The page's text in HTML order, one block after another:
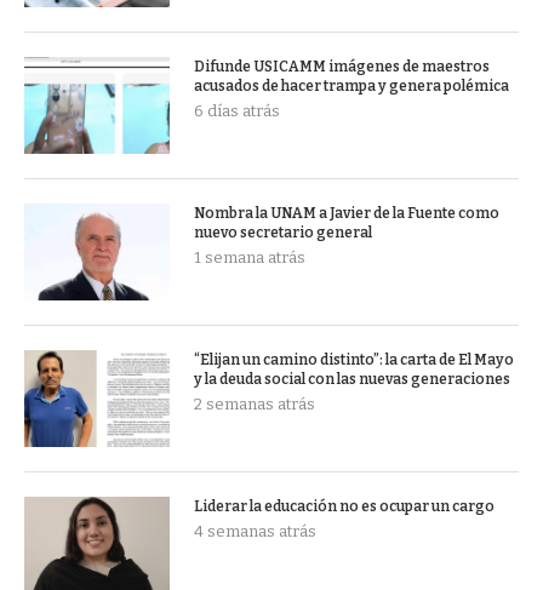
Difunde USICAMM imágenes de maestros
acusados de hacer trampa y genera polémica
6 días atrás
Nombra la UNAM a Javier de la Fuente como
nuevo secretario general
1 semana atrás
“Elijan un camino distinto”: la carta de El Mayo
y la deuda social con las nuevas generaciones
2 semanas atrás
Liderar la educación no es ocupar un cargo
4 semanas atrás